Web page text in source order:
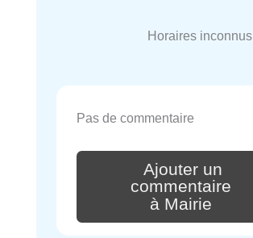
Horaires inconnus
Pas de commentaire
Ajouter un
commentaire
à Mairie